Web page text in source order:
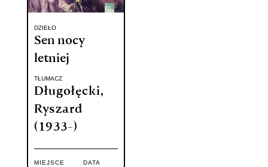
DZIEŁO
Sen nocy
letniej
TŁUMACZ
Długołęcki,
Ryszard
(1933-)
MIEJSCE DATA